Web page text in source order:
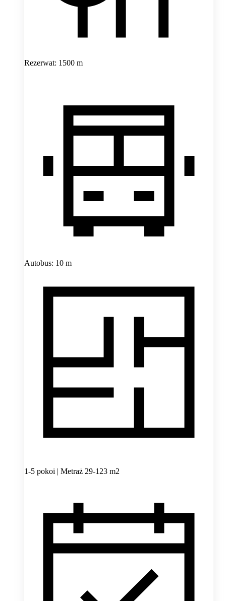
Rezerwat: 1500 m
Autobus: 10 m
1-5 pokoi | Metraż 29-123 m2